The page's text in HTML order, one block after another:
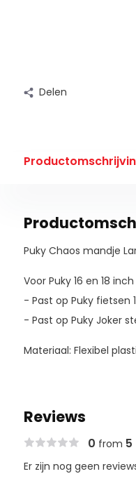
Delen
Puky Chaos mandje
Voor Puky 16 en 18
- Past op Puky fietsen
- Past op Puky Joker
Materiaal: Flexibel
Reviews
0 from 5
Er zijn nog geen